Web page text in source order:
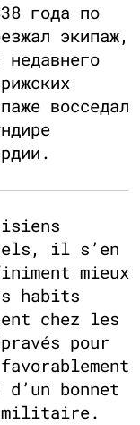
года по
экипаж,
восседал
il s’en
mieux
habits
chez les
pour
bonnet